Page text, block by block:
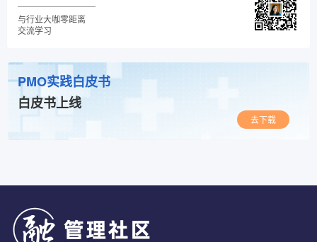
与行业大咖零距离
交流学习
PMO实践白皮书
白皮书上线
去下载